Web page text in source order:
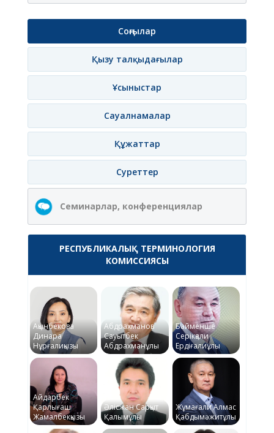
Соңғылар
Қызу талқыдағылар
Ұсыныстар
Сауалнамалар
Құжаттар
Суреттер
Семинарлар, конференциялар
РЕСПУБЛИКАЛЫҚ ТЕРМИНОЛОГИЯ
КОМИССИЯСЫ
Ақынбекова
Динара
Нұрғалиқызы
Абдрахманов
Сауытбек
Абдрахманұлы
Байменше
Серікқали
Ердіғалиұлы
Айдарбек
Қарлығаш
Жамалбекқызы
Әлісжан Сарқыт
Қалымұлы
Жұмағали Алмас
Қабдымәжитұлы